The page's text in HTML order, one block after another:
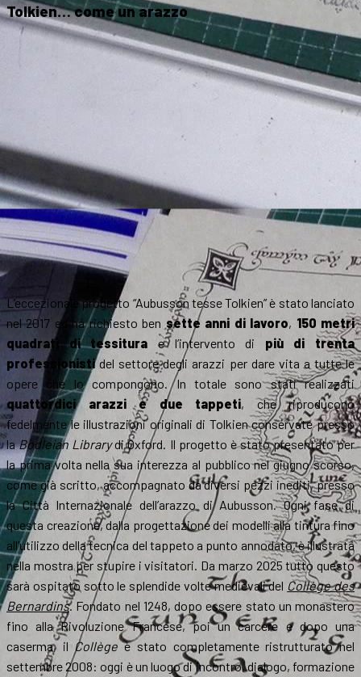
Tolkien… come un arazzo
L’eccezionale progetto “Aubusson tesse Tolkien” è stato lanciato
nel 2017 ed ha richiesto ben sette anni di lavoro, 150 metri
quadrati di tessitura e l’intervento di più di trenta
professionistidel settore degli arazzi per dare vita a tutte le
opere che lo compongono. In totale sono stati realizzati
quattordici arazzi e due tappeti, che riproducono
fedelmente le illustrazioni originali di Tolkien conservate presso
laBodleian Librarydi Oxford. Il progetto è stato presentato per
la prima volta nella sua interezza al pubblico nel giugno scorso,
come già scritto, accompagnato da diversi pezzi inediti, presso
la Città Internazionale dell’arazzo di Aubusson. Ogni fase di
questa creazione, dalla progettazione dei modelli alla tintura fino
all’utilizzo della tecnica del tappeto a punto annodato, è illustrata
nella mostra per stupire i visitatori. Da marzo 2025 tutto questo
sarà ospitato sotto le splendide volte medievali del Collège des
Bernardins. Fondato nel 1248, dopo essere stato un monastero
fino alla Rivoluzione Francese, poi un carcere e dopo una
caserma, ilCollègeè stato completamente ristrutturato nel
settembre 2008: oggi è un luogo di incontro, dialogo, formazione